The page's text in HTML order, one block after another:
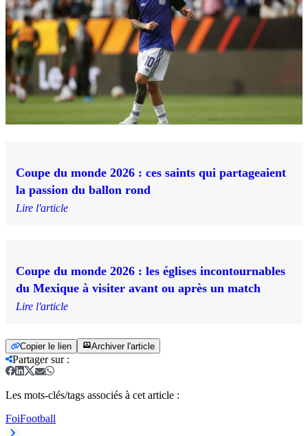
Coupe du monde 2026 : ces saints qui partageaient
la passion du ballon rond
Lire l'article
Coupe du monde 2026 : les églises incontournables
du Mexique à visiter avant ou après un match
Lire l'article
Copier le lien Archiver l'article
Partager sur:
Les mots-clés/tags associés à cet article :
FoiFootball